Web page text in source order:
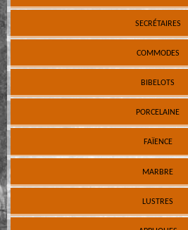
SECRÉTAIRES
COMMODES
BIBELOTS
PORCELAINE
FAÏENCE
MARBRE
LUSTRES